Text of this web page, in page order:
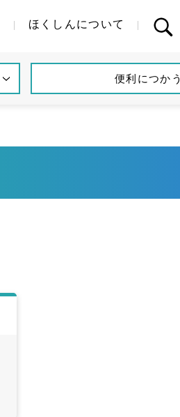
ほくしんについて
便利につかう